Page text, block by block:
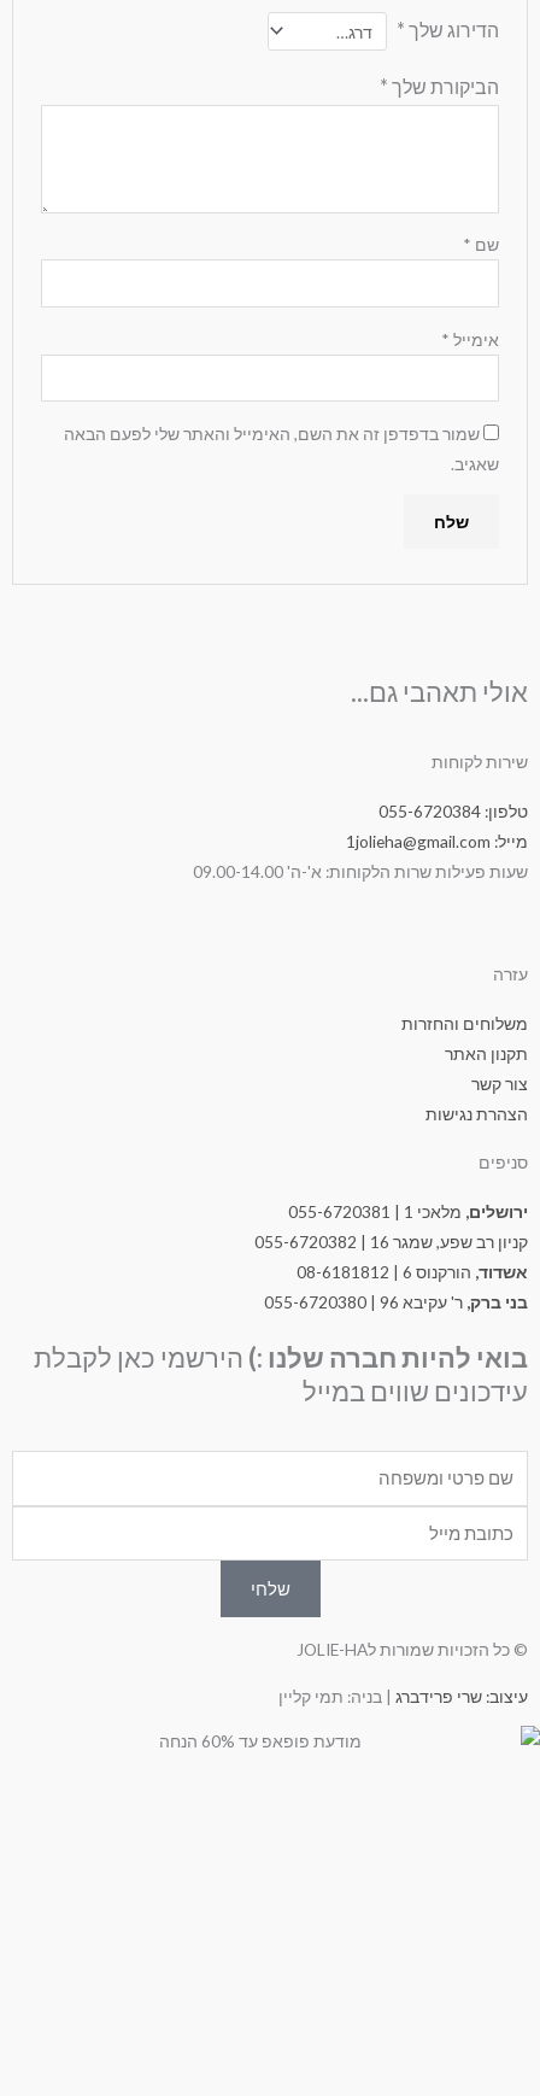
הדירוג שלך*
הביקורת שלך*
שם*
אימייל*
שמור בדפדפן זה את השם, האימייל והאתר שלי לפעם הבאה
שאגיב.
אולי תאהבי גם...
שירות לקוחות
טלפון: 055-6720384
מייל: 1jolieha@gmail.com
שעות פעילות שרות הלקוחות: א'-ה' 09.00-14.00
עזרה
משלוחים והחזרות
תקנון האתר
צור קשר
הצהרת נגישות
סניפים
ירושלים,מלאכי 1 | 055-6720381
קניון רב שפע, שמגר 16 | 055-6720382
אשדוד,הורקנוס 6 | 08-6181812
בני ברק,ר' עקיבא 96 | 055-6720380
בואי להיות חברה שלנו :)הירשמי כאן לקבלת
עידכונים שווים במייל
שלחי
© כל הזכויות שמורות לJOLIE-HA
עיצוב: שרי פרידברג| בניה: תמי קליין